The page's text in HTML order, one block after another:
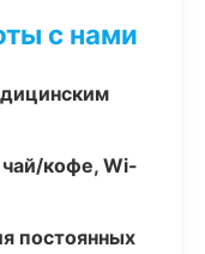
с нами
кофе, Wi-
постоянных